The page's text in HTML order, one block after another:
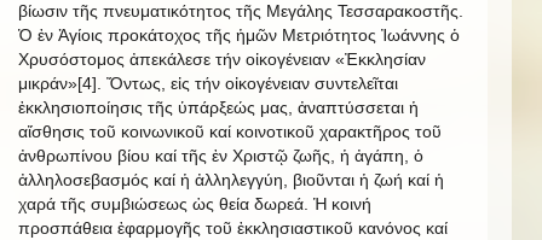
βίωσιν τῆς πνευματικότητος τῆς Μεγάλης Τεσσαρακοστῆς.
Ὁ ἐν Ἁγίοις προκάτοχος τῆς ἡμῶν Μετριότητος Ἰωάννης ὁ
Χρυσόστομος ἀπεκάλεσε τήν οἰκογένειαν «Ἐκκλησίαν
μικράν»[4]. Ὄντως, εἰς τήν οἰκογένειαν συντελεῖται
ἐκκλησιοποίησις τῆς ὑπάρξεώς μας, ἀναπτύσσεται ἡ
αἴσθησις τοῦ κοινωνικοῦ καί κοινοτικοῦ χαρακτῆρος τοῦ
ἀνθρωπίνου βίου καί τῆς ἐν Χριστῷ ζωῆς, ἡ ἀγάπη, ὁ
ἀλληλοσεβασμός καί ἡ ἀλληλεγγύη, βιοῦνται ἡ ζωή καί ἡ
χαρά τῆς συμβιώσεως ὡς θεία δωρεά. Ἡ κοινή
προσπάθεια ἐφαρμογῆς τοῦ ἐκκλησιαστικοῦ κανόνος καί